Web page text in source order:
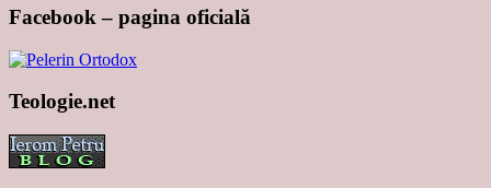
Facebook – pagina oficială
Teologie.net